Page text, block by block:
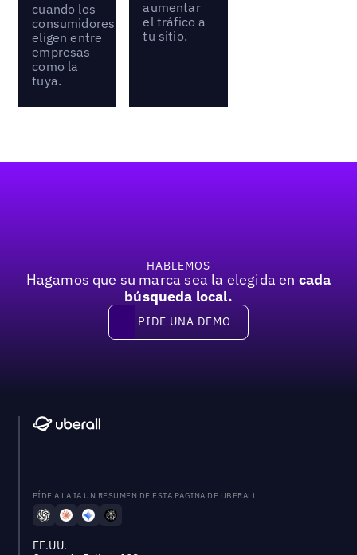
cuando los
consumidores
eligen entre
empresas
como la
tuya.
aumentar
el tráfico a
tu sitio.
HABLEMOS
Hagamos que su marca sea la elegida en cada
búsqueda local.
Pide una demo
PIDE UNA DEMO
PÍDE A LA IA UN RESUMEN DE ESTA PÁGINA DE UBERALL
EE.UU.